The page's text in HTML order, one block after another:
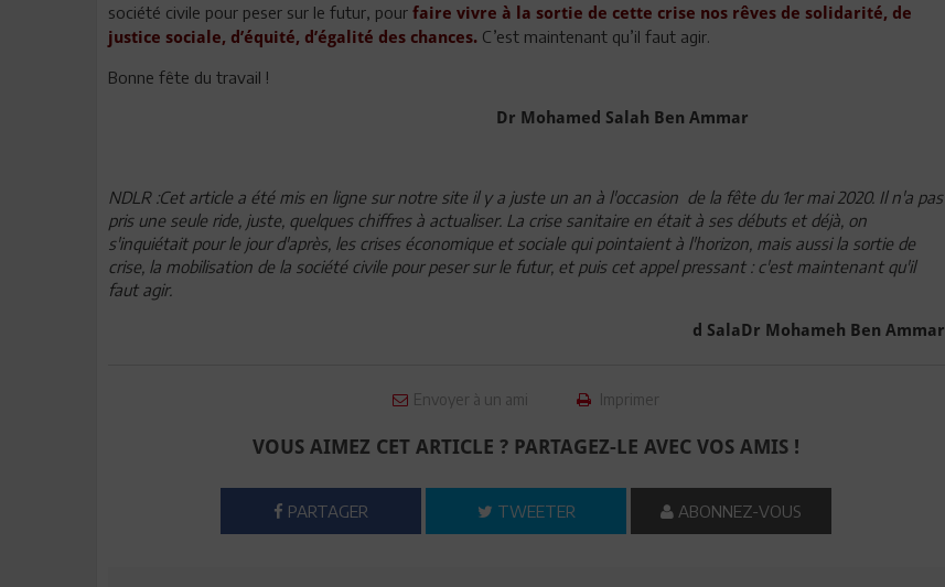
société civile pour peser sur le futur, pour faire vivre à la sortie de cette crise nos rêves de solidarité, de
justice sociale, d’équité, d’égalité des chances. C’est maintenant qu’il faut agir.
Bonne fête du travail !
Dr Mohamed Salah Ben Ammar
NDLR :Cet article a été mis en ligne sur notre site il y a juste un an à l'occasion de la fête du 1er mai 2020. Il n'a pas
pris une seule ride, juste, quelques chiffres à actualiser. La crise sanitaire en était à ses débuts et déjà, on
s'inquiétait pour le jour d'après, les crises économique et sociale qui pointaient à l'horizon, mais aussi la sortie de
crise, la mobilisation de la société civile pour peser sur le futur, et puis cet appel pressant : c'est maintenant qu'il
faut agir.
d SalaDr Mohame h Ben Ammar
Envoyer à un ami Imprimer
VOUS AIMEZ CET ARTICLE ? PARTAGEZ-LE AVEC VOS AMIS !
PARTAGER TWEETER ABONNEZ-VOUS